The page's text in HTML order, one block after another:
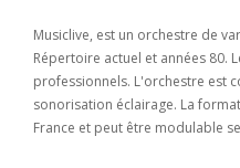
Musiclive, est un orchestre de
Répertoire actuel et années 80.
professionnels. L'orchestre est
sonorisation éclairage. La
France et peut être modulable